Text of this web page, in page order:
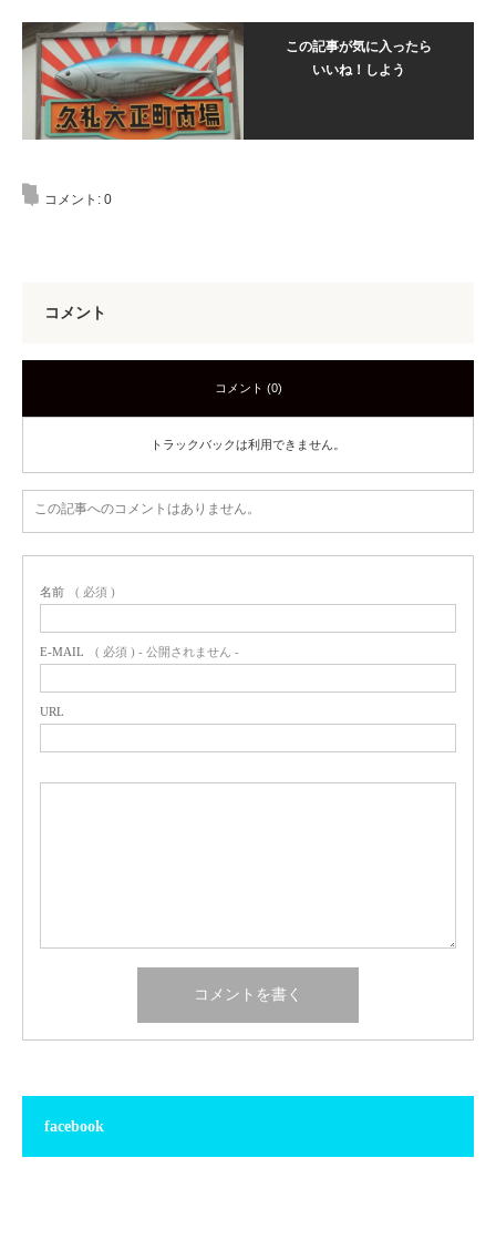
この記事が気に入ったら
いいね！しよう
コメント: 0
コメント
コメント (0)
トラックバックは利用できません。
この記事へのコメントはありません。
名前 ( 必須 )
E-MAIL ( 必須 ) - 公開されません -
URL
facebook